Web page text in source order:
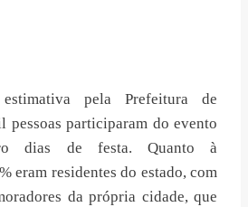
pela Prefeitura de
pessoas participaram do evento
dias de festa. Quanto à
eram residentes do estado, com
da própria cidade, que